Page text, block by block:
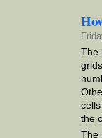
The
the
The